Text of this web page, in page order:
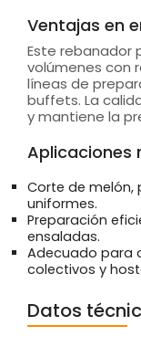
Ventajas en
Este rebanador
volúmenes con
líneas de
buffets. La
y mantiene la
Aplicaciones
Corte de melón,
uniformes.
Preparación
ensaladas.
Adecuado para
colectivos y
Datos